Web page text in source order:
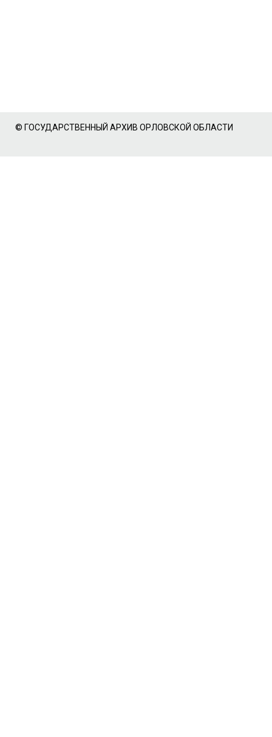
© ГОСУДАРСТВЕННЫЙ АРХИВ ОРЛОВСКОЙ ОБЛАСТИ